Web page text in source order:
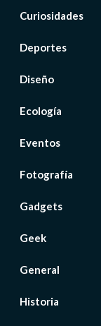
Curiosidades
Deportes
Diseño
Ecología
Eventos
Fotografía
Gadgets
Geek
General
Historia